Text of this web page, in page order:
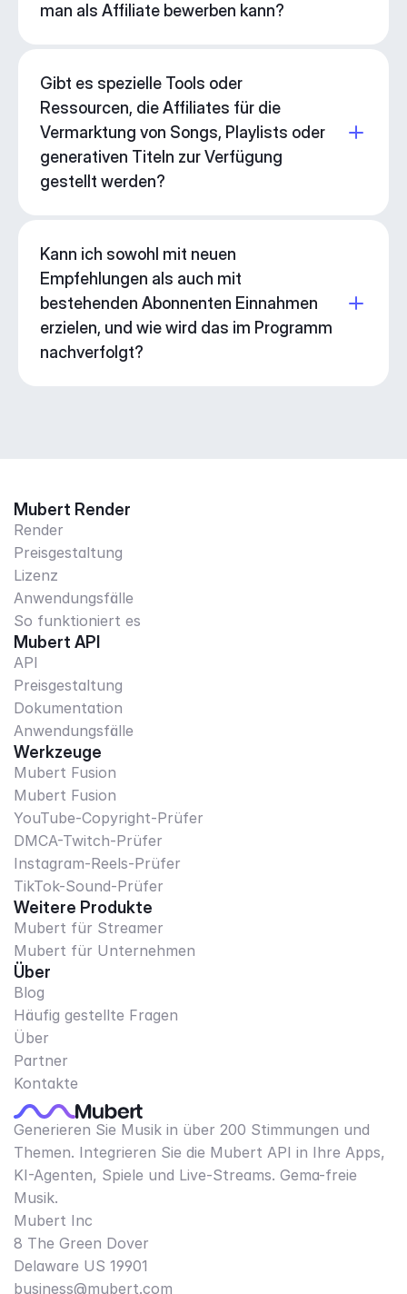
man als Affiliate bewerben kann?
Gibt es spezielle Tools oder
Ressourcen, die Affiliates für die
Vermarktung von Songs, Playlists oder
generativen Titeln zur Verfügung
gestellt werden?
Kann ich sowohl mit neuen
Empfehlungen als auch mit
bestehenden Abonnenten Einnahmen
erzielen, und wie wird das im Programm
nachverfolgt?
Mubert Render
Render
Preisgestaltung
Lizenz
Anwendungsfälle
So funktioniert es
Mubert API
API
Preisgestaltung
Dokumentation
Anwendungsfälle
Werkzeuge
Mubert Fusion
Mubert Fusion
YouTube-Copyright-Prüfer
DMCA-Twitch-Prüfer
Instagram-Reels-Prüfer
TikTok-Sound-Prüfer
Weitere Produkte
Mubert für Streamer
Mubert für Unternehmen
Über
Blog
Häufig gestellte Fragen
Über
Partner
Kontakte
Generieren Sie Musik in über 200 Stimmungen und
Themen. Integrieren Sie die Mubert API in Ihre Apps,
KI-Agenten, Spiele und Live-Streams. Gema-freie
Musik.
Mubert Inc
8 The Green Dover
Delaware US 19901​
business@mubert.com